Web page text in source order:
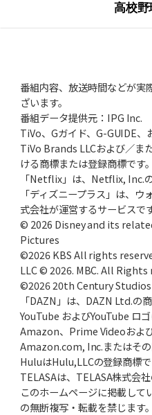
高校野球、28年春から7回制移行
2025年10月23日(木)
早実、57年春、紫紺の大旗を関東に
2025年9月25日(木)
約半世紀前の“関東三羽烏”伝説土屋
2025年8月28日(木)
沖縄尚学、2枚看板で夏初制覇 優勝
2025年7月24日(木)
PLの名将・中村順司の勝負采配81
2025年6月26日(木)
長嶋茂雄、伝説の特大ホームラン
2025年5月22日(木)
日本人メジャーリーガー第1号マッ
2025年4月24日(木)
高校野
番組内容、放送時間などが実
ざいます。
番組データ提供元：IPG Inc.
TiVo、Gガイド、G-GUIDE、
TiVo Brands LLCおよび／ま
ける商標または登録商標です。
「Netflix」は、Netflix, Inc.の
「ディズニープラス」は、
式会社が運営するサービスです
© 2026 Disney and its
Pictures
©2026 KBS All rights
LLC © 2026. MBC. All Rights
©2026 20th Century
「DAZN」は、DAZN Ltd.の
YouTube およびYouTube ロ
Amazon、Prime Videoおよ
Amazon.com, Inc.またはその
HuluはHulu,LLCの登録商標で
TELASAは、TELASA株式会
このホームページに掲載して
の無断複写・転載を禁じます。